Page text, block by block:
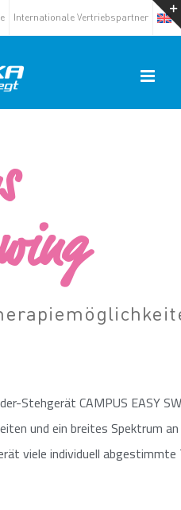
Internationale Vertriebspartner
Stehgerät ­CAMPUS EASY
und ein breites Spektrum
viele individuell